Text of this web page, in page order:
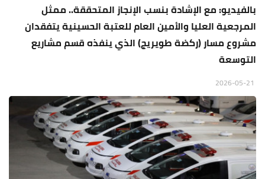
بالفيديو: مع الإشادة بنسب الإنجاز المتحققة.. ممثل
المرجعية العليا والأمين العام للعتبة الحسينية يتفقدان
مشروع مسار (ركضة طويريج) الذي ينفذه قسم مشاريع
التوسعة